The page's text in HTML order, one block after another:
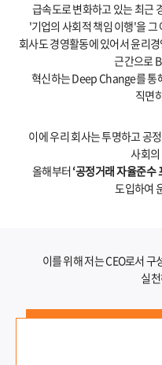
급속도로 변화하고 있는 최근
'기업의 사회적 책임 이행'을
회사도 경영활동에 있어서 윤리
근간으로
혁신하는 Deep Change를 통
직면
이에 우리 회사는 투명하고 공
사회
올해부터 ‘공정거래 자율준
도입하여
이를 위해 저는 CEO로서
실